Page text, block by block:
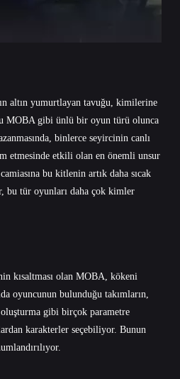
altın yumurtlayan tavuğu, kimilerine
MOBA gibi ünlü bir oyun türü olunca
binlerce seyircinin canlı
etmesinde etkili olan en önemli unsur
bu kitlenin artık daha sıcak
bu tür oyunları daha çok kimler
kısaltması olan MOBA, kökeni
oyuncunun bulunduğu takımların,
gibi birçok parametre
karakterler seçebiliyor. Bunun